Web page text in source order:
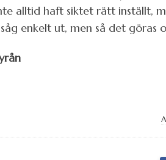
alltid haft siktet rätt inställt,
enkelt ut, men så det göras